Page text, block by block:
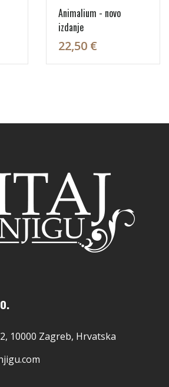
Animalium - novo
izdanje
22,50 €
10000 Zagreb, Hrvatska